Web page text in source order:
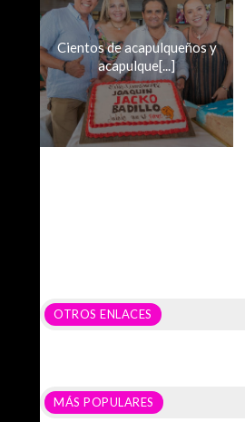
Cientos de acapulqueños y
acapulque[...]
OTROS ENLACES
MÁS POPULARES